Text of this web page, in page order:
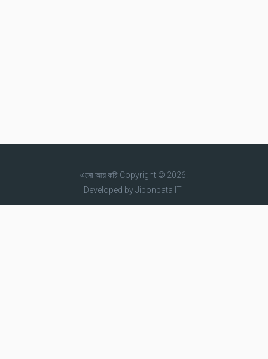
এসো আয় করিCopyright © 2026.
Developed byJibonpata IT